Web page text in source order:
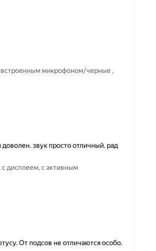
встроенным микрофоном/черные ,
звук просто отличный. рад
дисплеем, с активным
От подсов не отличаются особо.